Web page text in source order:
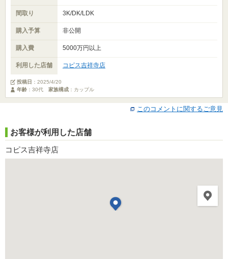
間取り 3K/DK/LDK
購入予算 非公開
購入費 5000万円以上
利用した店舗 コピス吉祥寺店
投稿日 ： 2025/4/20
年齢 ：30代 家族構成 ：カップル
このコメントに関するご意見
お客様が利用した店舗
コピス吉祥寺店